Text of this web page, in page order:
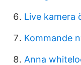
Live kamera
Kommande
Anna